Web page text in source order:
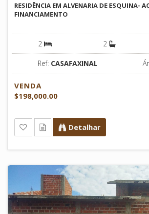
RESIDÊNCIA EM ALVENARIA DE ESQUINA-
FINANCIAMENTO
2 2
Ref: CASAFAXINAL
VENDA
$198,000.00
Detalhar